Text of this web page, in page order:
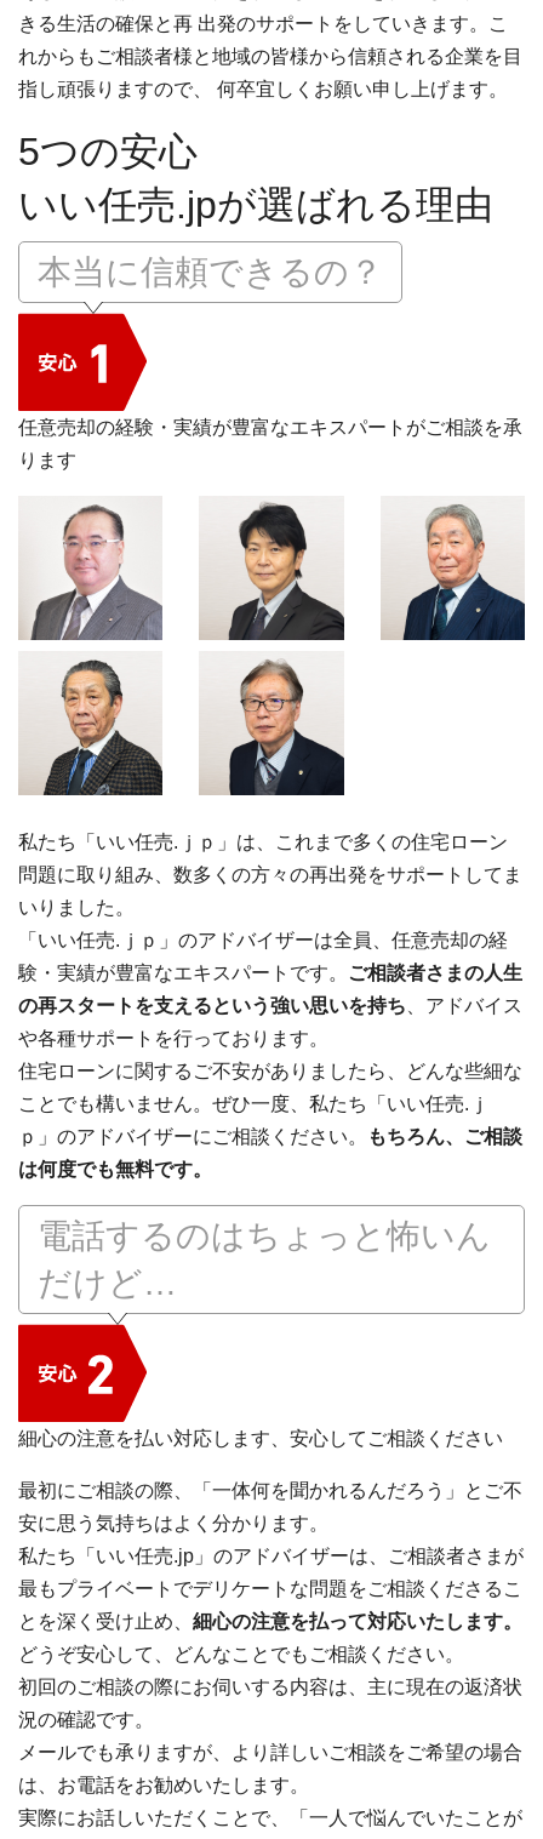
きる生活の確保と再 出発のサポートをしていきます。こ
れからもご相談者様と地域の皆様から信頼される企業を目
指し頑張りますので、 何卒宜しくお願い申し上げます。
5つの安心
いい任売.jpが選ばれる理由
本当に信頼できるの？
任意売却の経験・実績が豊富なエキスパートがご相談を承
ります
私たち「いい任売.ｊｐ」は、これまで多くの住宅ローン
問題に取り組み、数多くの方々の再出発をサポートしてま
いりました。
「いい任売.ｊｐ」のアドバイザーは全員、任意売却の経
験・実績が豊富なエキスパートです。
ご相談者さまの人生
の再スタートを支えるという強い思いを持ち 、アドバイス
や各種サポートを行っております。
住宅ローンに関するご不安がありましたら、どんな些細な
ことでも構いません。ぜひ一度、私たち「いい任売.ｊ
ｐ」のアドバイザーにご相談ください。
もちろん、ご相談
は何度でも無料です。
電話するのはちょっと怖いん
だけど…
細心の注意を払い対応します、安心してご相談ください
最初にご相談の際、「一体何を聞かれるんだろう」とご不
安に思う気持ちはよく分かります。
私たち「いい任売.jp」のアドバイザーは、ご相談者さまが
最もプライベートでデリケートな問題をご相談くださるこ
とを深く受け止め、 細心の注意を払って対応いたします。
どうぞ安心して、どんなことでもご相談ください。
初回のご相談の際にお伺いする内容は、主に現在の返済状
況の確認です。
メールでも承りますが、より詳しいご相談をご希望の場合
は、お電話をお勧めいたします。
実際にお話しいただくことで、「一人で悩んでいたことが